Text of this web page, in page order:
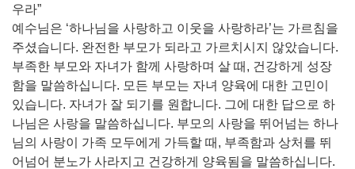
우라”
예수님은 ‘하나님을 사랑하고 이웃을 사랑하라’는 가르침을
주셨습니다. 완전한 부모가 되라고 가르치시지 않았습니다.
부족한 부모와 자녀가 함께 사랑하며 살 때, 건강하게 성장
함을 말씀하십니다. 모든 부모는 자녀 양육에 대한 고민이
있습니다. 자녀가 잘 되기를 원합니다. 그에 대한 답으로 하
나님은 사랑을 말씀하십니다. 부모의 사랑을 뛰어넘는 하나
님의 사랑이 가족 모두에게 가득할 때, 부족함과 상처를 뛰
어넘어 분노가 사라지고 건강하게 양육됨을 말씀하십니다.